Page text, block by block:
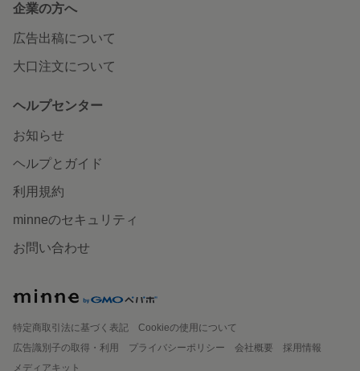
企業の方へ
広告出稿について
大口注文について
ヘルプセンター
お知らせ
ヘルプとガイド
利用規約
minneのセキュリティ
お問い合わせ
特定商取引法に基づく表記
Cookieの使用について
広告識別子の取得・利用
プライバシーポリシー 会社概要
採用情報
メディアキット